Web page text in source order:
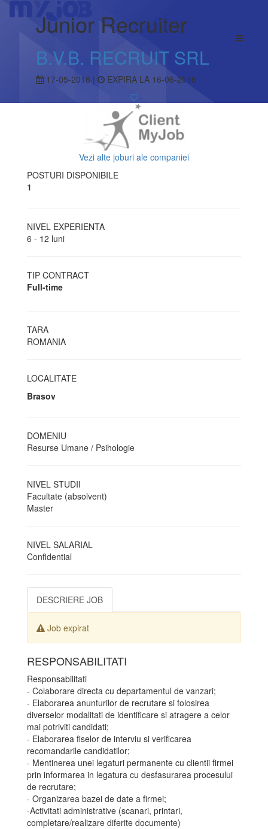
Junior Recruiter
B.V.B. RECRUIT SRL
17-05-2016 | EXPIRA LA 16-06-2016
Vezi alte joburi ale companiei
POSTURI DISPONIBILE
1
NIVEL EXPERIENTA
6 - 12 luni
TIP CONTRACT
Full-time
TARA
ROMANIA
LOCALITATE
Brasov
DOMENIU
Resurse Umane / Psihologie
NIVEL STUDII
Facultate (absolvent)
Master
NIVEL SALARIAL
Confidential
DESCRIERE JOB
Job expirat
RESPONSABILITATI
Responsabilitati
- Colaborare directa cu departamentul de vanzari;
- Elaborarea anunturilor de recrutare si folosirea
diverselor modalitati de identificare si atragere a celor
mai potriviti candidati;
- Elaborarea fiselor de interviu si verificarea
recomandarile candidatilor;
- Mentinerea unei legaturi permanente cu clientii firmei
prin informarea in legatura cu desfasurarea procesului
de recrutare;
- Organizarea bazei de date a firmei;
-Activitati administrative (scanari, printari,
completare/realizare diferite documente)